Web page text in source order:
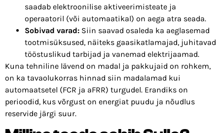
saadab elektroonilise aktiveerimisteate ja
operaatoril (või automaatikal) on aega atra seada.
Sobivad varad: Siin saavad osaleda ka aeglasemad
tootmisüksused, näiteks gaasikatlamajad, juhitavad
tööstuslikud tarbijad ja vanemad elektrijaamad.
Kuna tehniline lävend on madal ja pakkujaid on rohkem,
on ka tavaolukorras hinnad siin madalamad kui
automaatsetel (FCR ja aFRR) turgudel. Erandiks on
perioodid, kus võrgust on energiat puudu ja nõudlus
reservide järgi suur.